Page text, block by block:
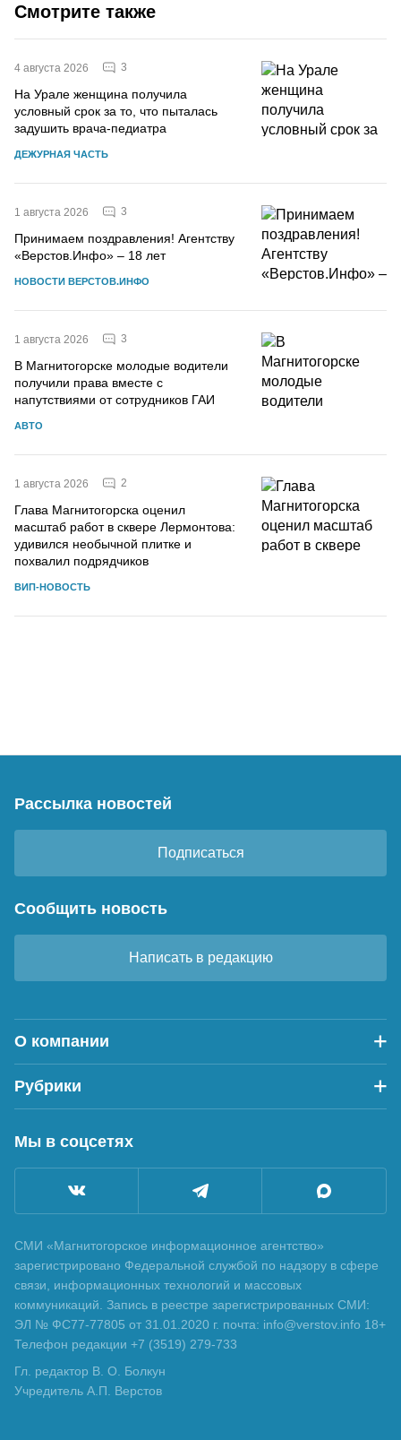
Смотрите также
4 августа 2026 3
На Урале женщина получила
условный срок за то, что пыталась
задушить врача-педиатра
ДЕЖУРНАЯ ЧАСТЬ
1 августа 2026 3
Принимаем поздравления! Агентству
«Верстов.Инфо» – 18 лет
НОВОСТИ ВЕРСТОВ.ИНФО
1 августа 2026 3
В Магнитогорске молодые водители
получили права вместе с
напутствиями от сотрудников ГАИ
АВТО
1 августа 2026 2
Глава Магнитогорска оценил
масштаб работ в сквере Лермонтова:
удивился необычной плитке и
похвалил подрядчиков
ВИП-НОВОСТЬ
Рассылка новостей
Подписаться
Сообщить новость
Написать в редакцию
О компании
Рубрики
Мы в соцсетях
СМИ «Магнитогорское информационное агентство»
зарегистрировано Федеральной службой по надзору в сфере
связи, информационных технологий и массовых
коммуникаций. Запись в реестре зарегистрированных СМИ:
ЭЛ № ФС77-77805 от 31.01.2020 г. почта: info@verstov.info 18+
Телефон редакции +7 (3519) 279-733
Гл. редактор В. О. Болкун
Учредитель А.П. Верстов